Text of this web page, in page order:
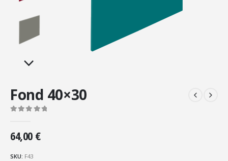
Fond 40×30
64,00€
SKU: F43